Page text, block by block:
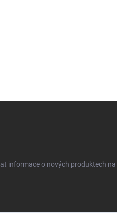
informace o nových produktech na